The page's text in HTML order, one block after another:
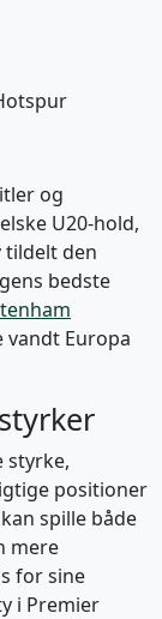
og
U20-hold,
tildelt den
bedste
Europa
styrke,
positioner
spille både
mere
for sine
i Premier